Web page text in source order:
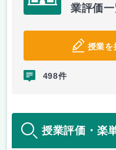
業評価
授業を
498件
授業評価・楽